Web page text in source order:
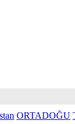
ORTADOĞU